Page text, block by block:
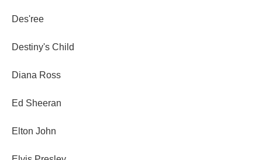
Des'ree
Destiny's Child
Diana Ross
Ed Sheeran
Elton John